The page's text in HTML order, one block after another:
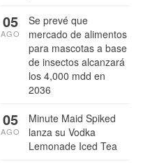
Se prevé que
mercado de alimentos
para mascotas a base
de insectos alcanzará
los 4,000 mdd en
2036
05
AGO
Minute Maid Spiked
lanza su Vodka
Lemonade Iced Tea
05
AGO